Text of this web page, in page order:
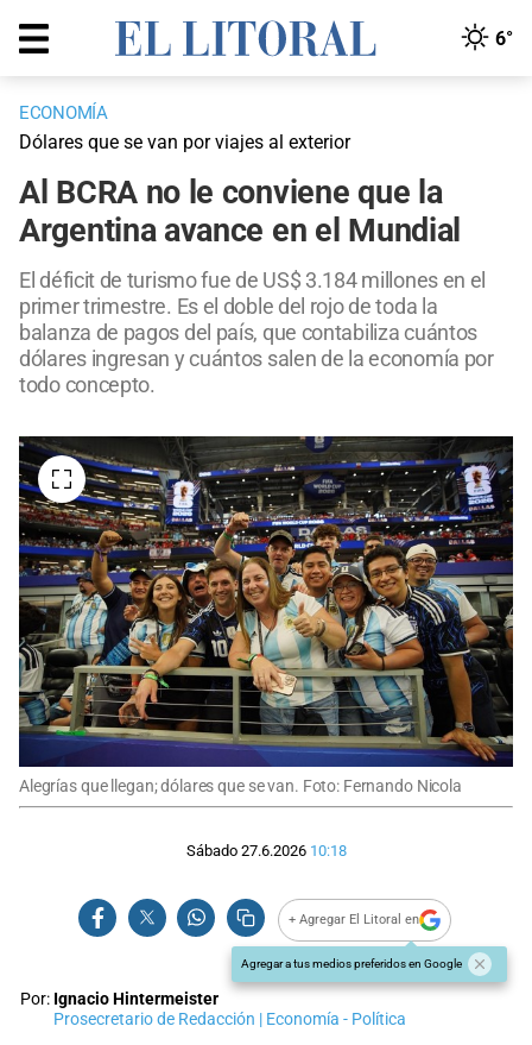
6°
ECONOMÍA
Dólares que se van por viajes al exterior
Al BCRA no le conviene que la
Argentina avance en el Mundial
El déficit de turismo fue de US$ 3.184 millones en el
primer trimestre. Es el doble del rojo de toda la
balanza de pagos del país, que contabiliza cuántos
dólares ingresan y cuántos salen de la economía por
todo concepto.
Alegrías que llegan; dólares que se van. Foto: Fernando Nicola
Sábado 27.6.2026 10:18
+ Agregar El Litoral en
Agregar a tus medios preferidos en Google
Por: Ignacio Hintermeister
Prosecretario de Redacción | Economía - Política